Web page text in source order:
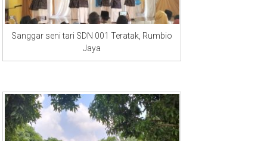
Sanggar seni tari SDN 001 Teratak, Rumbio
Jaya